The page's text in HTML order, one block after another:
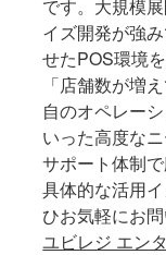
です。大規模
イズ開発が強
せたPOS環境を
「店舗数が増
自のオペレー
いった高度な
サポート体制で
具体的な活用
ひお気軽にお
ユビレジ エン